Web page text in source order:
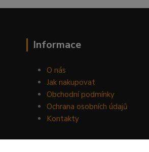
Informace
O nás
Jak nakupovat
Obchodní podmínky
Ochrana osobních údajů
Kontakty